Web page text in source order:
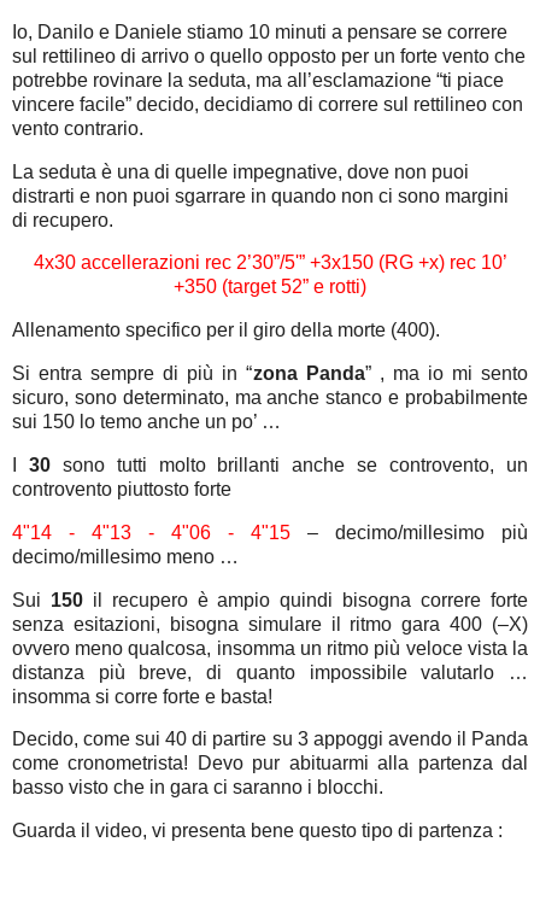
Io, Danilo e Daniele stiamo 10 minuti a pensare se correre
sul rettilineo di arrivo o quello opposto per un forte vento che
potrebbe rovinare la seduta, ma all’esclamazione “ti piace
vincere facile” decido, decidiamo di correre sul rettilineo con
vento contrario.
La seduta è una di quelle impegnative, dove non puoi
distrarti e non puoi sgarrare in quando non ci sono margini
di recupero.
4x30 accellerazioni rec 2’30”/5'” +3x150 (RG +x) rec 10’
+350 (target 52” e rotti)
Allenamento specifico per il giro della morte (400).
Si entra sempre di più in “zona Panda” , ma io mi sento
sicuro, sono determinato, ma anche stanco e probabilmente
sui 150 lo temo anche un po’ …
30sono tutti molto brillanti anche se controvento, un
controvento piuttosto forte
4"14 - 4"13 - 4"06 - 4"15 – decimo/millesimo più
decimo/millesimo meno …
Sui 150il recupero è ampio quindi bisogna correre forte
senza esitazioni, bisogna simulare il ritmo gara 400 (–X)
ovvero meno qualcosa, insomma un ritmo più veloce vista la
distanza più breve, di quanto impossibile valutarlo …
insomma si corre forte e basta!
Decido, come sui 40 di partire su 3 appoggi avendo il Panda
come cronometrista! Devo pur abituarmi alla partenza dal
basso visto che in gara ci saranno i blocchi.
Guarda il video, vi presenta bene questo tipo di partenza :